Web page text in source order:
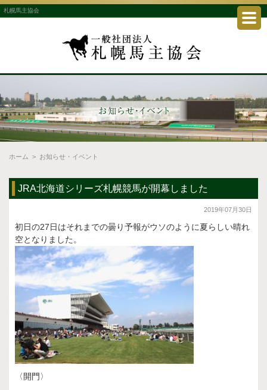
札幌馬主協会
ホーム > お知らせ・イベント
JRA北海道シリーズ札幌競馬が開幕しました
2019年07月30日
初日の27日はそれまでの曇り予報がウソのように夏らしい晴れ
空となりました。
〈開門〉